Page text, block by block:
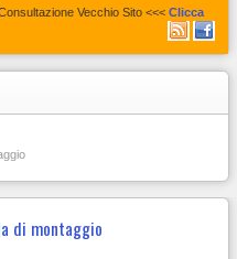
Vecchio Sito <<< Clicca
di montaggio